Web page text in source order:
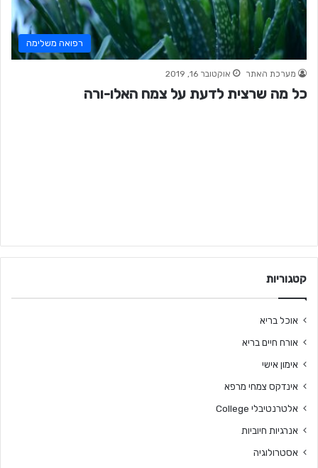
רפואה משלימה
מערכת האתר אוקטובר 16, 2019
כל מה שרצית לדעת על צמח האלו-ורה
קטגוריות
אוכל בריא
אורח חיים בריא
אימון אישי
אינדקס צמחי מרפא
אלטרנטיבלי College
אנרגיות חיוביות
אסטרולוגיה